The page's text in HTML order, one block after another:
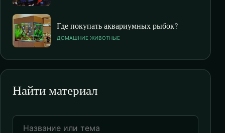
Где покупать аквариумных рыбок?
ДОМАШНИЕ ЖИВОТНЫЕ
Найти материал